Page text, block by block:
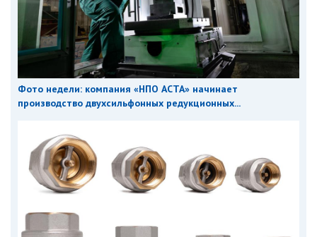
Фото недели: компания «НПО АСТА» начинает
производство двухсильфонных редукционных...